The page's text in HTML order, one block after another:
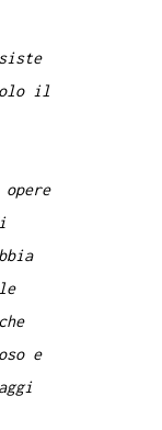
il
e